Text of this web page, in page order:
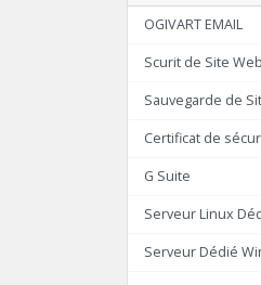
OGIVART EMAIL
Scurit de Site Web
Sauvegarde de
Certificat de
G Suite
Serveur Linux
Serveur Dédié